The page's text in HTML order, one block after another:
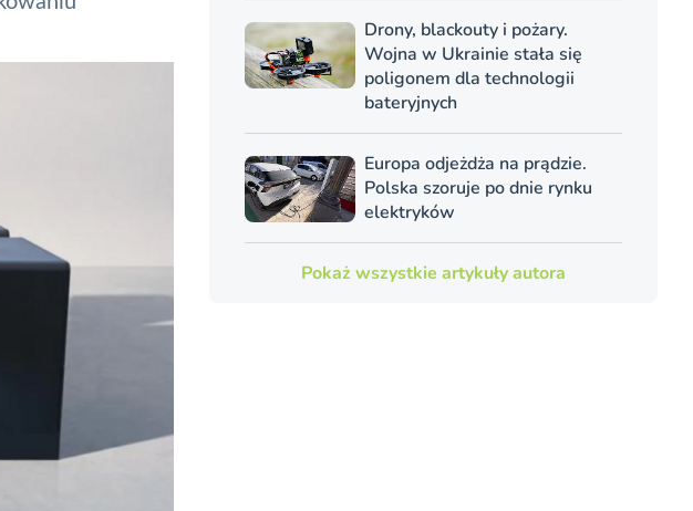
Drony, blackouty i pożary.
Wojna w Ukrainie stała się
poligonem dla technologii
bateryjnych
Europa odjeżdża na prądzie.
Polska szoruje po dnie rynku
elektryków
Pokaż wszystkie artykuły autora